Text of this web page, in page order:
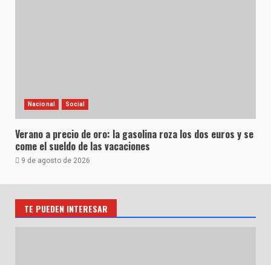
Nacional Social
Verano a precio de oro: la gasolina roza los dos euros y se
come el sueldo de las vacaciones
9 de agosto de 2026
TE PUEDEN INTERESAR